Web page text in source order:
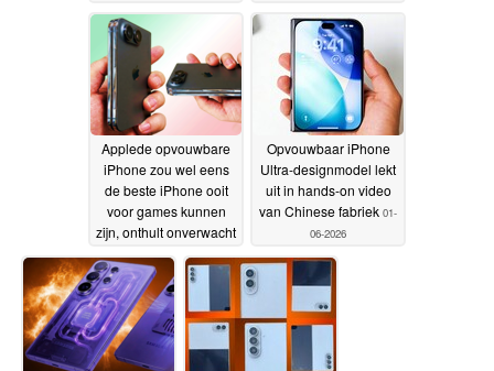
kreukvrij scherm in
201g02-06-2026
Applede opvouwbare
iPhone zou wel eens
de beste iPhone ooit
voor games kunnen
zijn, onthult onverwacht
02-06-2026
Opvouwbaar iPhone
Ultra-designmodel lekt
uit in hands-on video
van Chinese fabriek 01-
06-2026